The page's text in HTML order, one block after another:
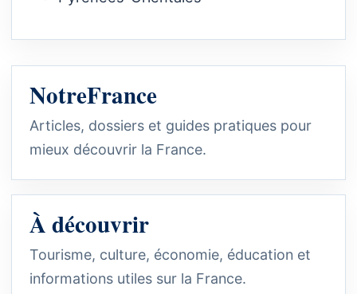
NotreFrance
Articles, dossiers et guides pratiques pour
mieux découvrir la France.
À découvrir
Tourisme, culture, économie, éducation et
informations utiles sur la France.